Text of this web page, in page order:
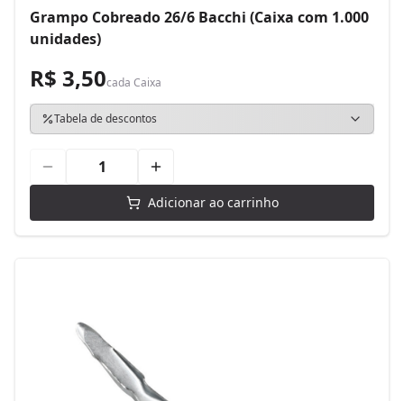
Grampo Cobreado 26/6 Bacchi (Caixa com 1.000
unidades)
R$ 3,50cada Caixa
Tabela de descontos
Adicionar ao carrinho